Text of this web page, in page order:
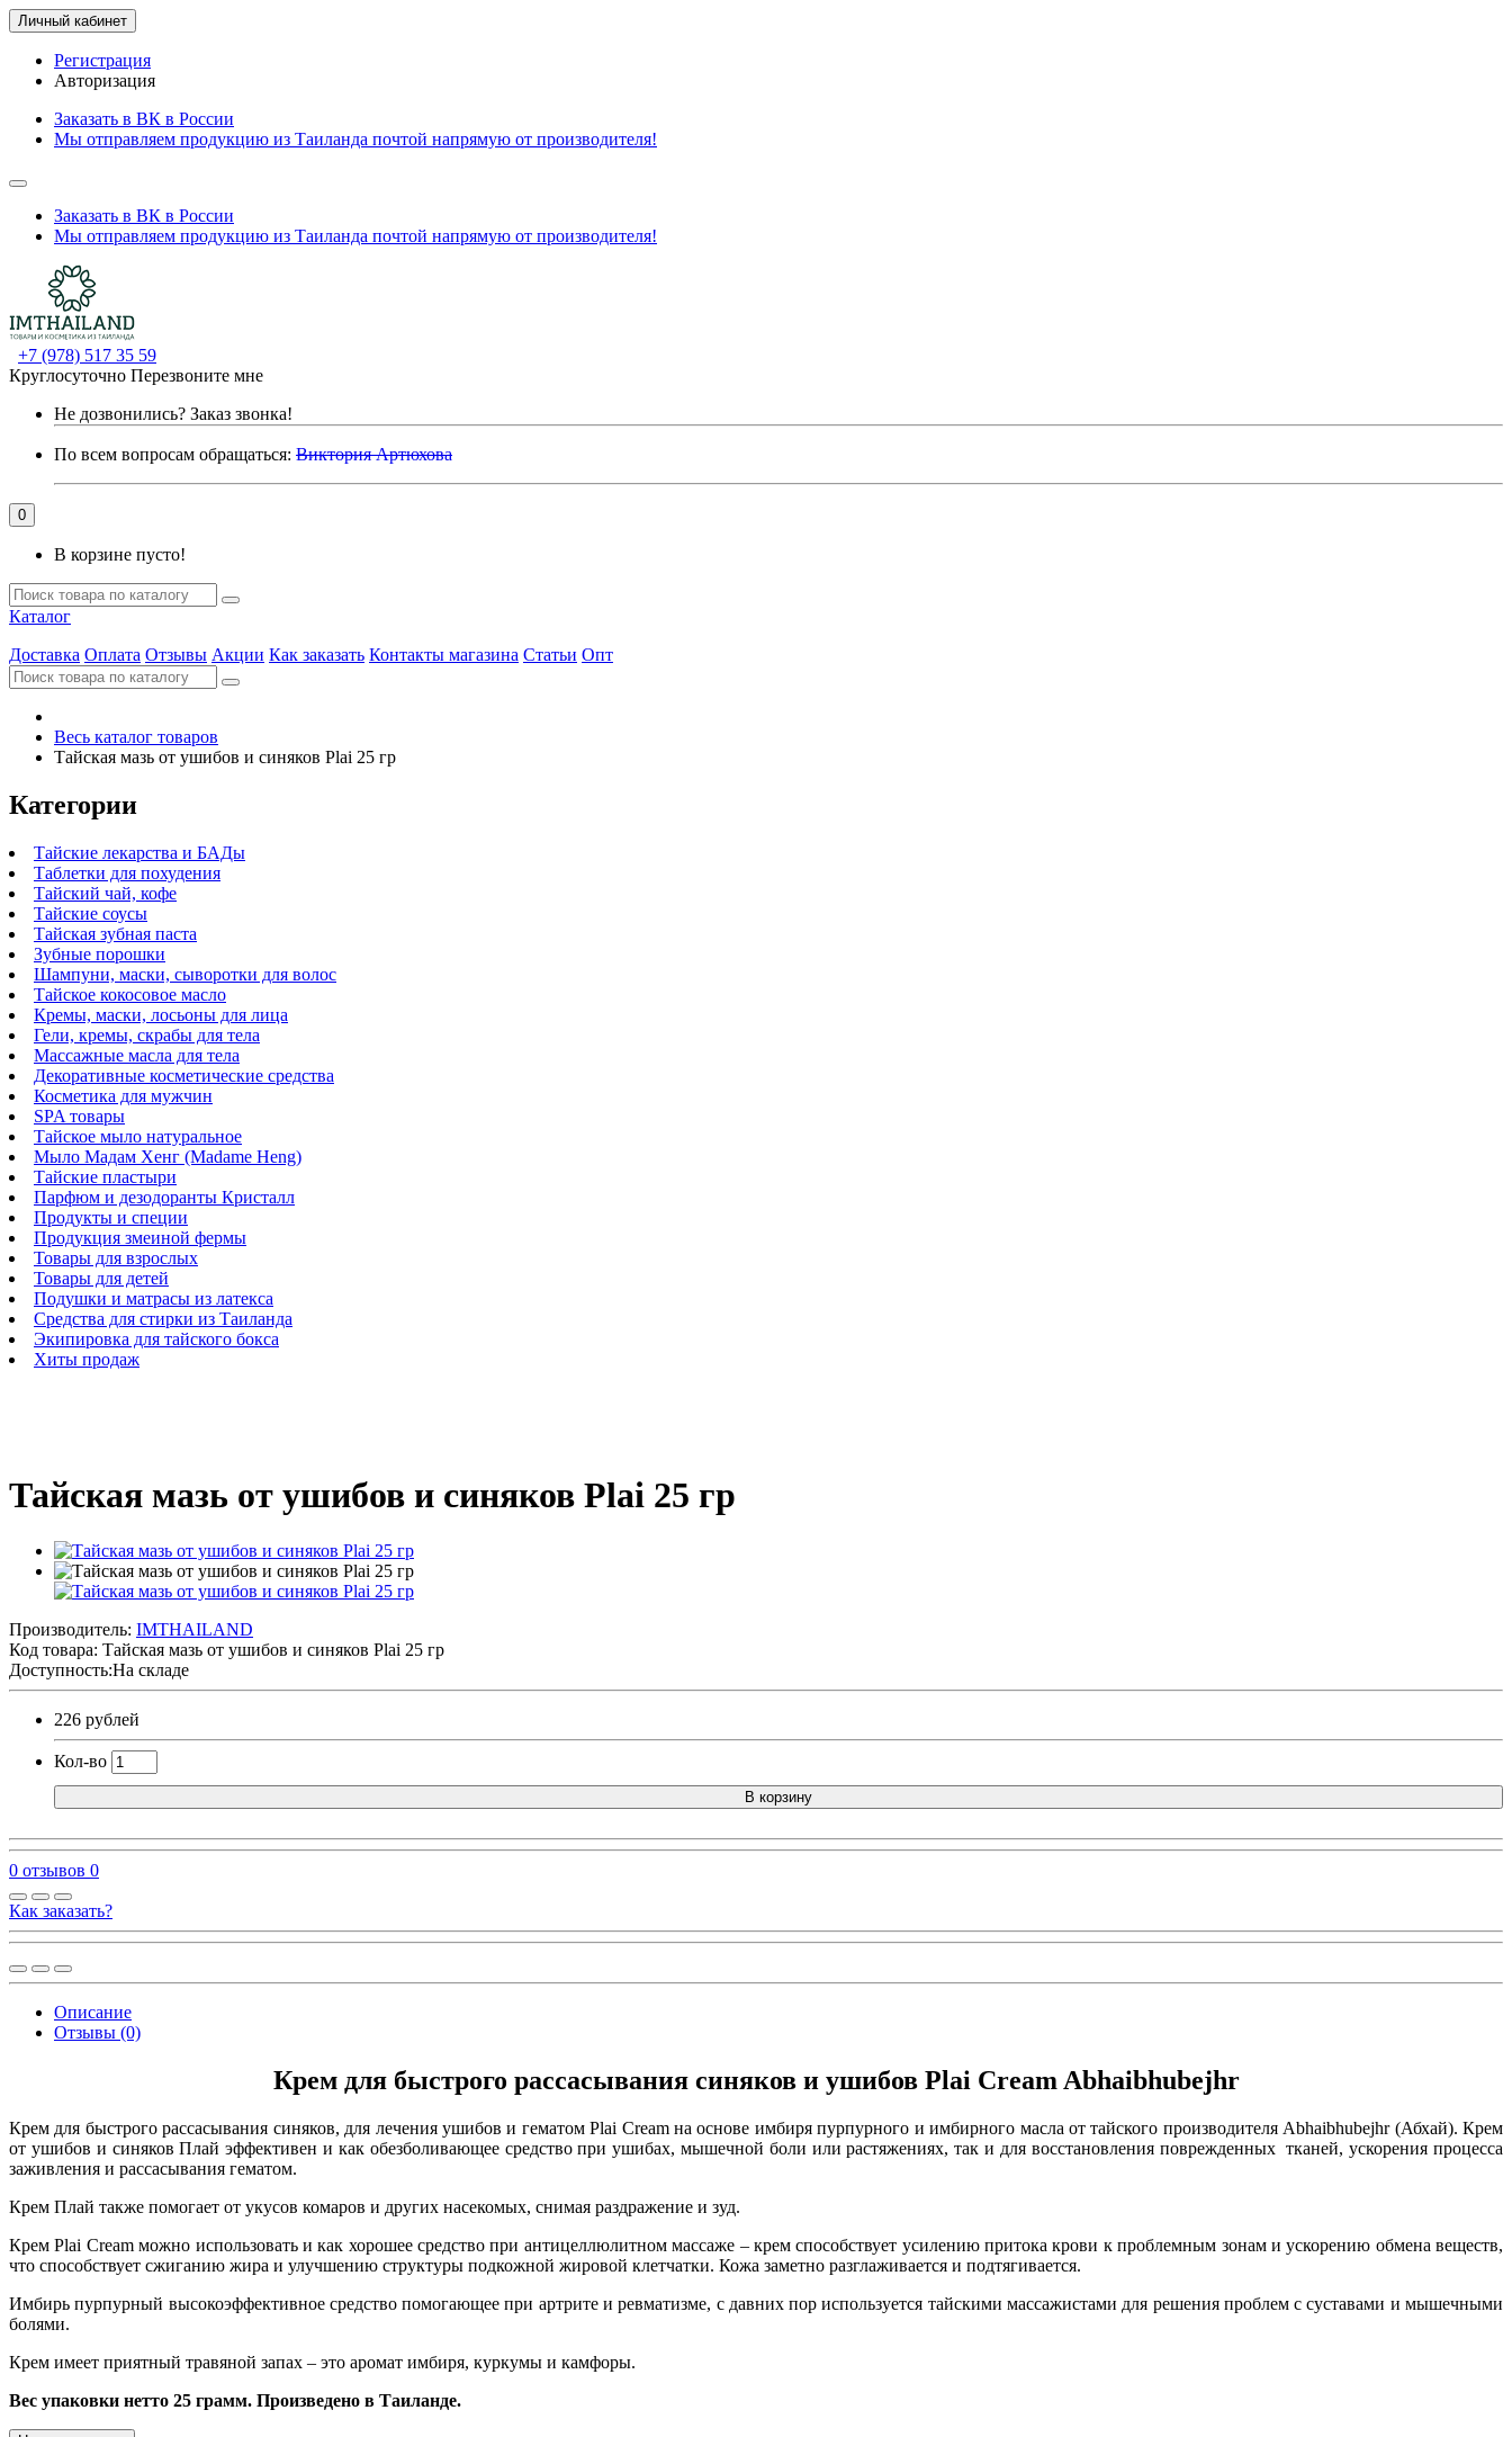
Личный кабинет
Регистрация
Авторизация
Заказать в ВК в России
Мы отправляем продукцию из Таиланда почтой напрямую от производителя!
Заказать в ВК в России
Мы отправляем продукцию из Таиланда почтой напрямую от производителя!
+7 (978) 517 35 59
Круглосуточно Перезвоните мне
Не дозвонились? Заказ звонка!
По всем вопросам обращаться: Виктория Артюхова
0
В корзине пусто!
Каталог
Доставка Оплата Отзывы Акции Как заказать Контакты магазина Статьи Опт
Весь каталог товаров
Тайская мазь от ушибов и синяков Plai 25 гр
Категории
Тайские лекарства и БАДы
Таблетки для похудения
Тайский чай, кофе
Тайские соусы
Тайская зубная паста
Зубные порошки
Шампуни, маски, сыворотки для волос
Тайское кокосовое масло
Кремы, маски, лосьоны для лица
Гели, кремы, скрабы для тела
Массажные масла для тела
Декоративные косметические средства
Косметика для мужчин
SPA товары
Тайское мыло натуральное
Мыло Мадам Хенг (Madame Heng)
Тайские пластыри
Парфюм и дезодоранты Кристалл
Продукты и специи
Продукция змеиной фермы
Товары для взрослых
Товары для детей
Подушки и матрасы из латекса
Средства для стирки из Таиланда
Экипировка для тайского бокса
Хиты продаж
Тайская мазь от ушибов и синяков Plai 25 гр
Производитель: IMTHAILAND
Код товара: Тайская мазь от ушибов и синяков Plai 25 гр
Доступность:На складе
226 рублей
Кол-во
В корзину
0 отзывов 0
Как заказать?
Описание
Отзывы (0)
Крем для быстрого рассасывания синяков и ушибов Plai Cream Abhaibhubejhr
Крем для быстрого рассасывания синяков, для лечения ушибов и гематом Plai Cream на основе имбиря пурпурного и имбирного масла от тайского производителя Abhaibhubejhr (Абхай). Крем
от ушибов и синяков Плай эффективен и как обезболивающее средство при ушибах, мышечной боли или растяжениях, так и для восстановления поврежденных тканей, ускорения процесса
заживления и рассасывания гематом.
Крем Плай также помогает от укусов комаров и других насекомых, снимая раздражение и зуд.
Крем Plai Cream можно использовать и как хорошее средство при антицеллюлитном массаже – крем способствует усилению притока крови к проблемным зонам и ускорению обмена веществ,
что способствует сжиганию жира и улучшению структуры подкожной жировой клетчатки. Кожа заметно разглаживается и подтягивается.
Имбирь пурпурный высокоэффективное средство помогающее при артрите и ревматизме, с давних пор используется тайскими массажистами для решения проблем с суставами и мышечными
болями.
Крем имеет приятный травяной запах – это аромат имбиря, куркумы и камфоры.
Вес упаковки нетто 25 грамм. Произведено в Таиланде.